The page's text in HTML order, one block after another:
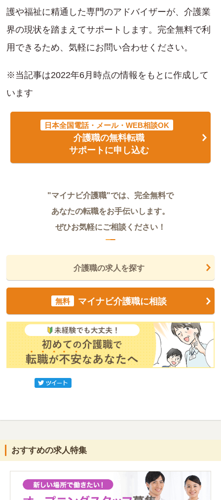
護や福祉に精通した専門のアドバイザーが、介護業
界の現状を踏まえてサポートします。完全無料で利
用できるため、気軽にお問い合わせください。
※当記事は2022年6月時点の情報をもとに作成して
います
日本全国電話・メール・WEB相談OK
介護職の無料転職
サポートに申し込む
"マイナビ介護職"では、完全無料で
あなたの転職をお手伝いします。
ぜひお気軽にご相談ください！
介護職の求人を探す
無料 マイナビ介護職に相談
おすすめの求人特集